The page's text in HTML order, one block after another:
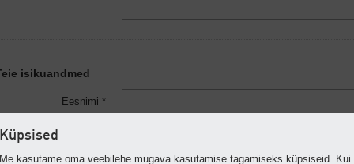
isikuandmed
Eesnimi *
Perekonnanimi *
Küpsised
Me kasutame oma veebilehe mugava kasutamise tagamiseks küpsiseid. Kui